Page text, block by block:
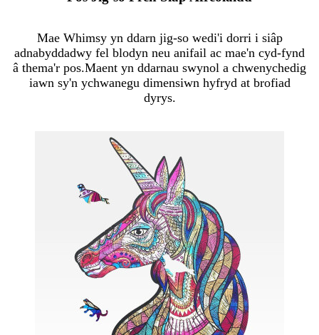
Mae Whimsy yn ddarn jig-so wedi'i dorri i siâp
adnabyddadwy fel blodyn neu anifail ac mae'n cyd-fynd
â thema'r pos.Maent yn ddarnau swynol a chwenychedig
iawn sy'n ychwanegu dimensiwn hyfryd at brofiad
dyrys.